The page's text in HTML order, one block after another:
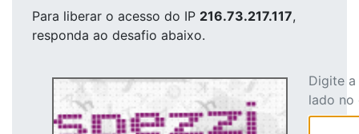
Para liberar o acesso do IP 216.73.217.117,
responda ao desafio abaixo.
Digite
lado no